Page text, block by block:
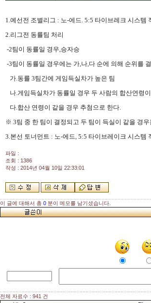
1.예선전 조별리그 : 노-에드. 5:5 타이브레크 시스템
2.리그전 동률팀 처리
-2팀이 동률일 경우,승자승
-3팀이 동률일 경우에는 가,나,다 순에 의해 순위를
가.동률 3팀간에 게임득실차가 높은 팀
나.게임득실차가 동률일 경우 두 사람의 합산연령
다.합산 연령이 같을 경우 추첨으로 한다.
※ 3팀 중 한 팀이 결정되고 두 팀이 득실이 같을 경
3.본선 토너먼트 : 노-에드, 5:5 타이브레이크 시스템
파일 :
조회 : 1386
작성 : 2014년 04월 10일 22:33:01
이 글에 대해서 총 0 분이 메모를 남기셨습니다.
전체 자료수 : 941 건